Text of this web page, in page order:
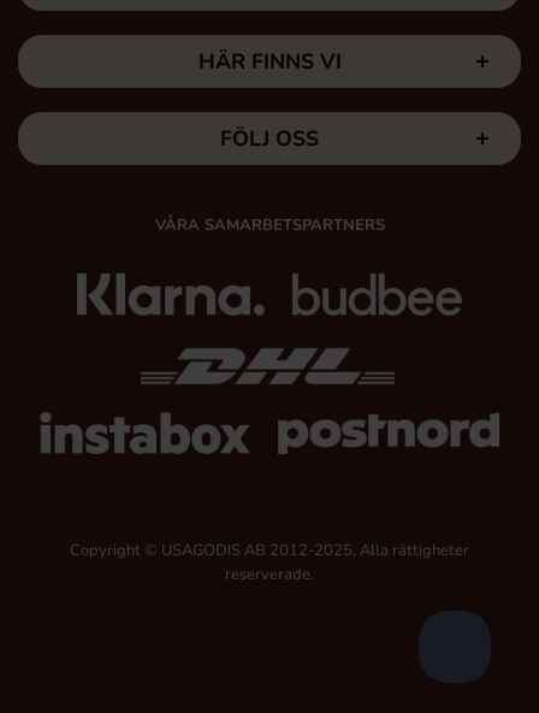
HÄR FINNS VI
FÖLJ OSS
VÅRA SAMARBETSPARTNERS
Copyright © USAGODIS AB 2012-2025, Alla rättigheter
reserverade.